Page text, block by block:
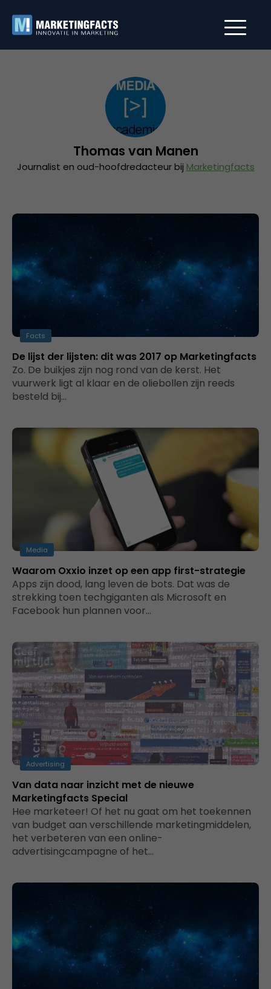
Thomas van Manen
Journalist en oud-hoofdredacteur bij Marketingfacts
Facts
De lijst der lijsten: dit was 2017 op Marketingfacts
Zo. De buikjes zijn nog rond van de kerst. Het
vuurwerk ligt al klaar en de oliebollen zijn reeds
besteld bij…
Media
Waarom Oxxio inzet op een app first-strategie
Apps zijn dood, lang leven de bots. Dat was de
strekking toen techgiganten als Microsoft en
Facebook hun plannen voor…
Advertising
Van data naar inzicht met de nieuwe
Marketingfacts Special
Hee marketeer! Of het nu gaat om het toekennen
van budget aan verschillende marketingmiddelen,
het verbeteren van een online-
advertisingcampagne of het…